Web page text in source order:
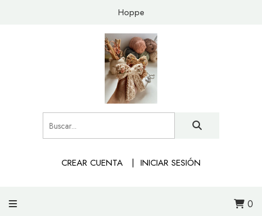
Hoppe
CREAR CUENTA INICIAR SESIÓN
0